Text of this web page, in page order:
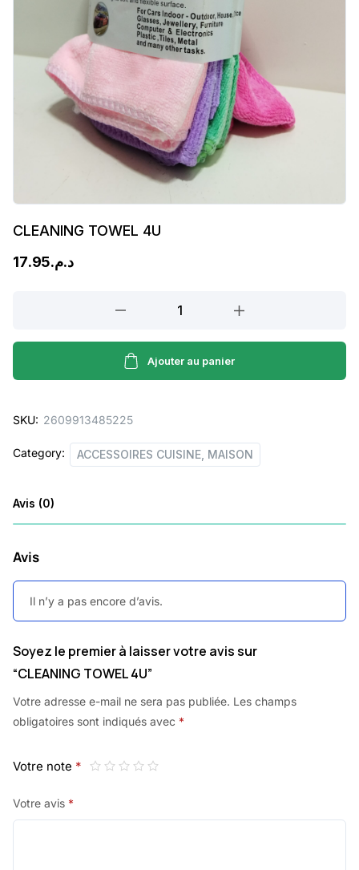
CLEANING TOWEL 4U
د.م.17.95
4U
Ajouter au panier
SKU: 2609913485225
Category: ACCESSOIRES CUISINE, MAISON
Avis (0)
Avis
Il n’y a pas encore d’avis.
Soyez le premier à laisser votre avis sur
“CLEANING TOWEL 4U”
Votre adresse e-mail ne sera pas publiée. Les champs
obligatoires sont indiqués avec *
Votre note *
Votre avis *